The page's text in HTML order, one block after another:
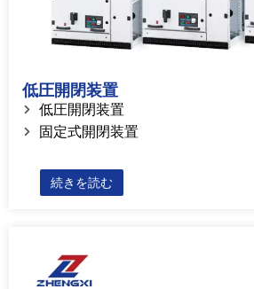
低圧開閉装置
低圧開閉装置
固定式開閉装置
続きを読む